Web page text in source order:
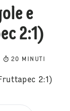
e
2:1)
20 MINUTI
2:1)